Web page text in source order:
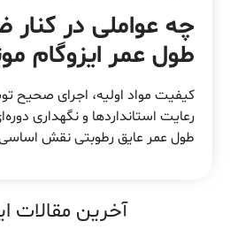
چه عواملی در
طول عمر ایزوگام
کیفیت مواد اولیه، اجرای صحیح
رعایت استانداردها و نگهداری
طول عمر عایق رطوبتی نقش اساسی
آخرین مقالات